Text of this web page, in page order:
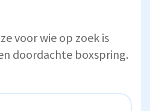
voor wie op zoek is
doordachte boxspring.